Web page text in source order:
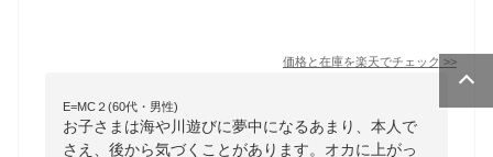
価格と在庫を楽天でチェック >>
E=MC２(60代・男性)
お子さまは海や川遊びに夢中になるあまり、本人で
さえ、後から気づくことがあります。オカに上がっ